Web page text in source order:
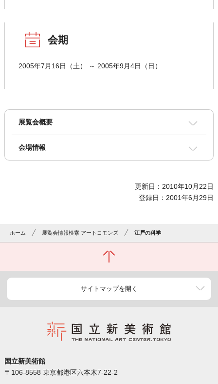
会期
2005年7月16日（土） ～ 2005年9月4日（日）
展覧会概要
会場情報
更新日：2010年10月22日
登録日：2001年6月29日
ホーム 展覧会情報検索 アートコモンズ 江戸の科学
サイトマップを開く
国立新美術館
〒106-8558 東京都港区六本木7-22-2